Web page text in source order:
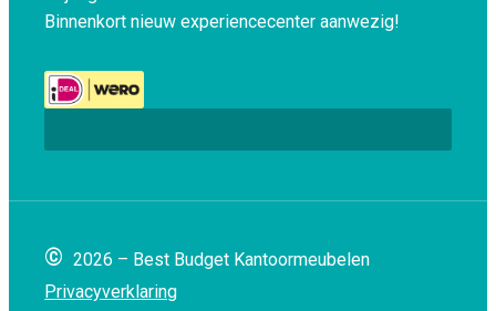
Binnenkort nieuw experiencecenter aanwezig!
© 2026 – Best Budget Kantoormeubelen
Privacyverklaring